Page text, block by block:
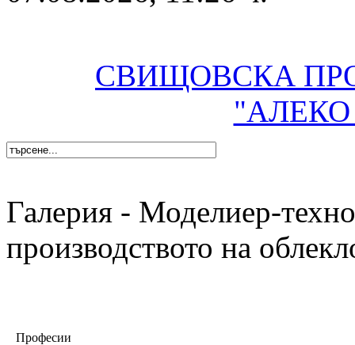
СВИЩОВСКА
Галерия - Моделиер-
производството на
Професии